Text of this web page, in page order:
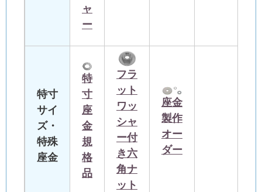
ャ
ー
特寸
サイ
ズ・
特殊
座金
特
寸
座
金
規
格
品
フラ
ット
ワッ
シャ
ー付
き六
角ナ
ット
座金
製作
オー
ダー